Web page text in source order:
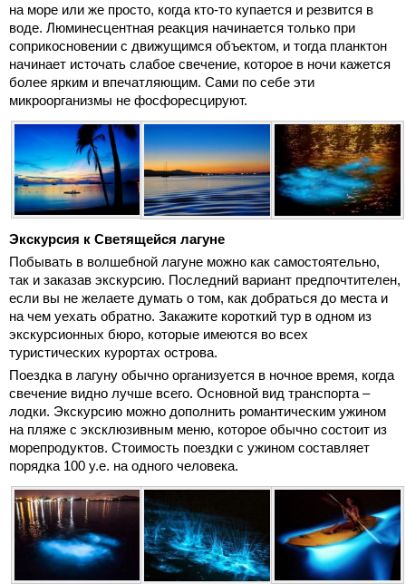
на море или же просто, когда кто-то купается и резвится в
воде. Люминесцентная реакция начинается только при
соприкосновении с движущимся объектом, и тогда планктон
начинает источать слабое свечение, которое в ночи кажется
более ярким и впечатляющим. Сами по себе эти
микроорганизмы не фосфоресцируют.
Экскурсия к Светящейся лагуне
Побывать в волшебной лагуне можно как самостоятельно,
так и заказав экскурсию. Последний вариант предпочтителен,
если вы не желаете думать о том, как добраться до места и
на чем уехать обратно. Закажите короткий тур в одном из
экскурсионных бюро, которые имеются во всех
туристических курортах острова.
Поездка в лагуну обычно организуется в ночное время, когда
свечение видно лучше всего. Основной вид транспорта –
лодки. Экскурсию можно дополнить романтическим ужином
на пляже с эксклюзивным меню, которое обычно состоит из
морепродуктов. Стоимость поездки с ужином составляет
порядка 100 у.е. на одного человека.